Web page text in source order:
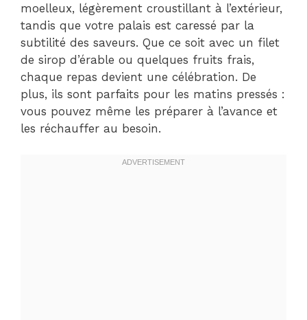
moelleux, légèrement croustillant à l’extérieur,
tandis que votre palais est caressé par la
subtilité des saveurs. Que ce soit avec un filet
de sirop d’érable ou quelques fruits frais,
chaque repas devient une célébration. De
plus, ils sont parfaits pour les matins pressés :
vous pouvez même les préparer à l’avance et
les réchauffer au besoin.